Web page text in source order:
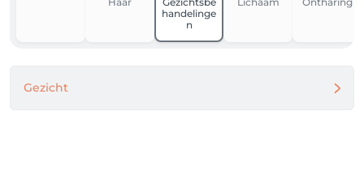
handelinge
n
Gezicht